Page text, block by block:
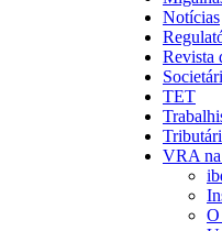
Notícias
Revista
TET
VRA